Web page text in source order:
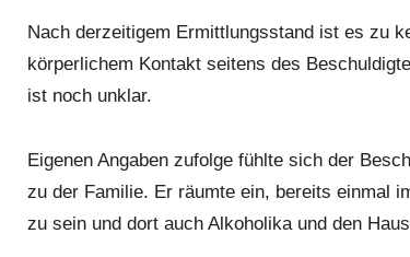
Nach derzeitigem Ermittlungsstand ist es zu
körperlichem Kontakt seitens des
ist noch unklar.
Eigenen Angaben zufolge fühlte sich der
zu der Familie. Er räumte ein, bereits einmal
zu sein und dort auch Alkoholika und den